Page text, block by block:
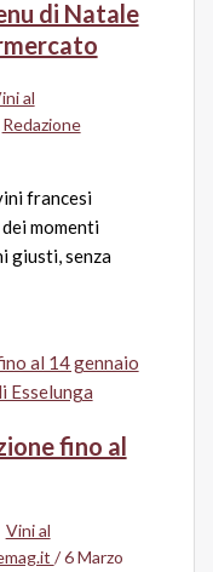
di Natale
al
Redazione
francesi
momenti
giusti, senza
fino al
Vini al
/6 Marzo